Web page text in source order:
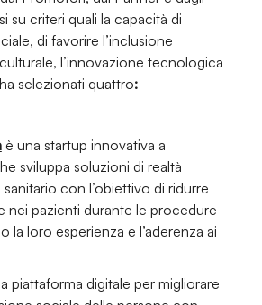
su criteri quali la capacità di
di favorire l’inclusione
l’innovazione tecnologica
selezionati quattro:
è una startup innovativa a
sviluppa soluzioni di realtà
con l’obiettivo di ridurre
nei pazienti durante le procedure
la loro esperienza e l’aderenza ai
piattaforma digitale per migliorare